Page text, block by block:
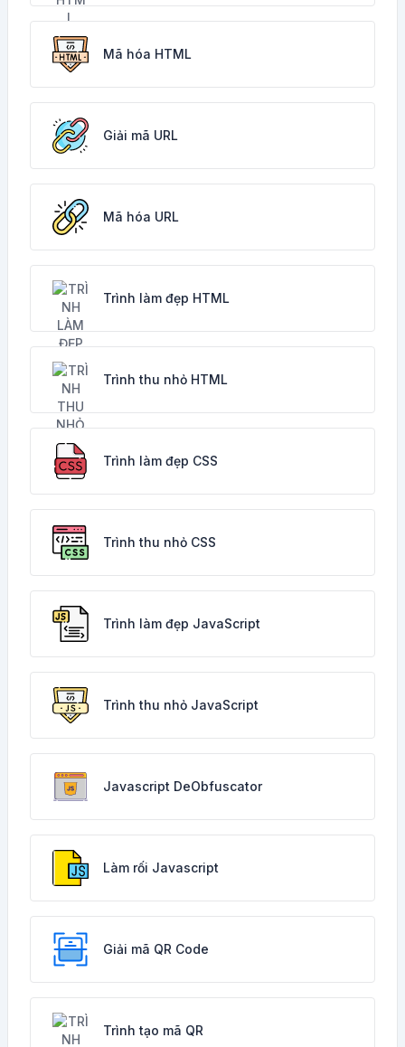
Mã hóa HTML
Giải mã URL
Mã hóa URL
Trình làm đẹp HTML
Trình thu nhỏ HTML
Trình làm đẹp CSS
Trình thu nhỏ CSS
Trình làm đẹp JavaScript
Trình thu nhỏ JavaScript
Javascript DeObfuscator
Làm rối Javascript
Giải mã QR Code
Trình tạo mã QR